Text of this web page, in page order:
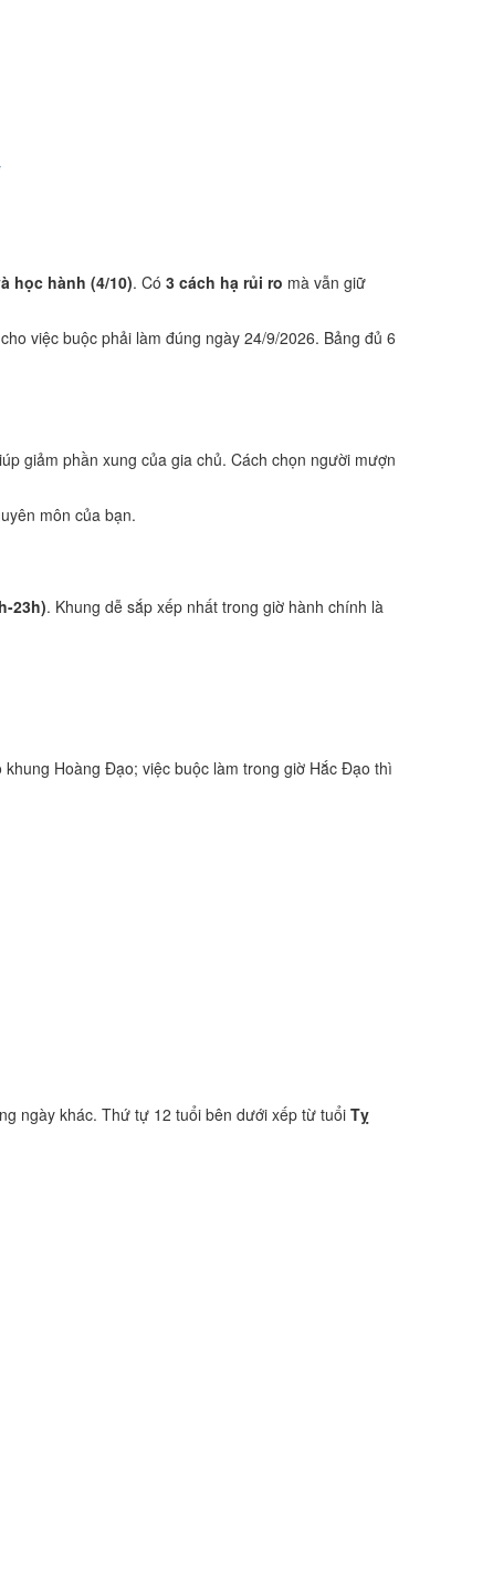
học hành (4/10). Có 3 cách hạ rủi ro mà vẫn giữ
việc buộc phải làm đúng ngày 24/9/2026. Bảng đủ 6
giảm phần xung của gia chủ. Cách chọn người mượn
môn của bạn.
23h). Khung dễ sắp xếp nhất trong giờ hành chính là
Hoàng Đạo; việc buộc làm trong giờ Hắc Đạo thì
ngày khác. Thứ tự 12 tuổi bên dưới xếp từ tuổi Tỵ